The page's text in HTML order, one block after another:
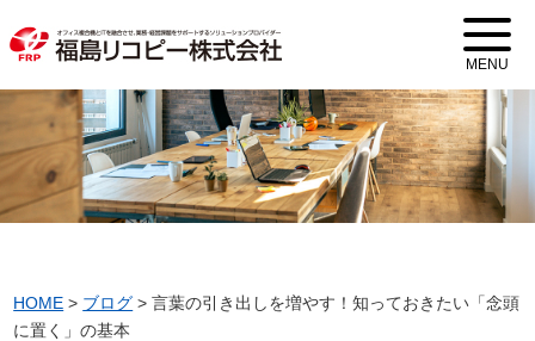
MENU
HOME > ブログ >言葉の引き出しを増やす！知っておきたい「念頭
に置く」の基本